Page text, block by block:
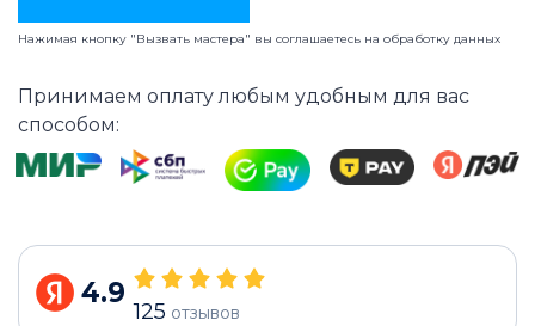
Нажимая кнопку "Вызвать мастера" вы соглашаетесь на обработку данных
Принимаем оплату любым удобным для вас
способом:
4.9
125 отзывов